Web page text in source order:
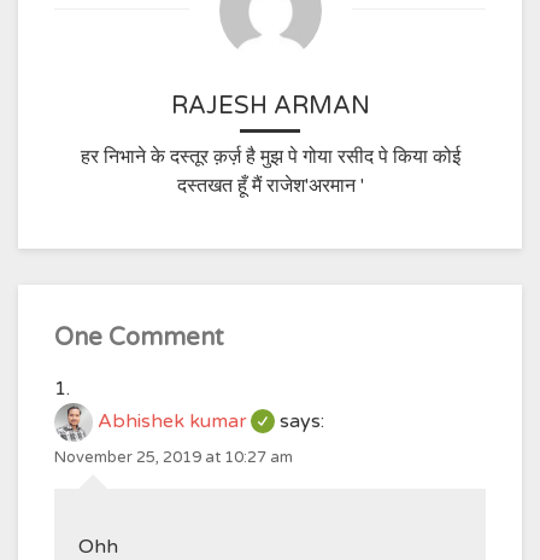
RAJESH ARMAN
हर निभाने के दस्तूर क़र्ज़ है मुझ पे गोया रसीद पे किया कोई
दस्तखत हूँ मैं राजेश'अरमान '
One Comment
Abhishek kumar says:
November 25, 2019 at 10:27 am
Ohh